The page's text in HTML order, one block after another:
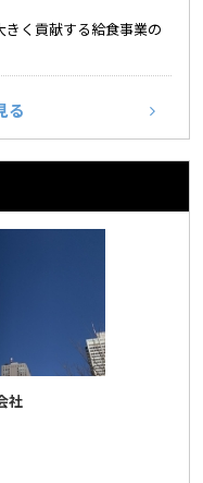
く貢献する給食事業の
る
社